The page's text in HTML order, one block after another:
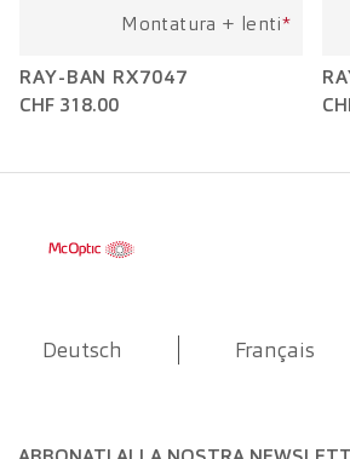
Montatura + lenti*
RAY-BAN RX7047
CHF 318.00
Deutsch Français